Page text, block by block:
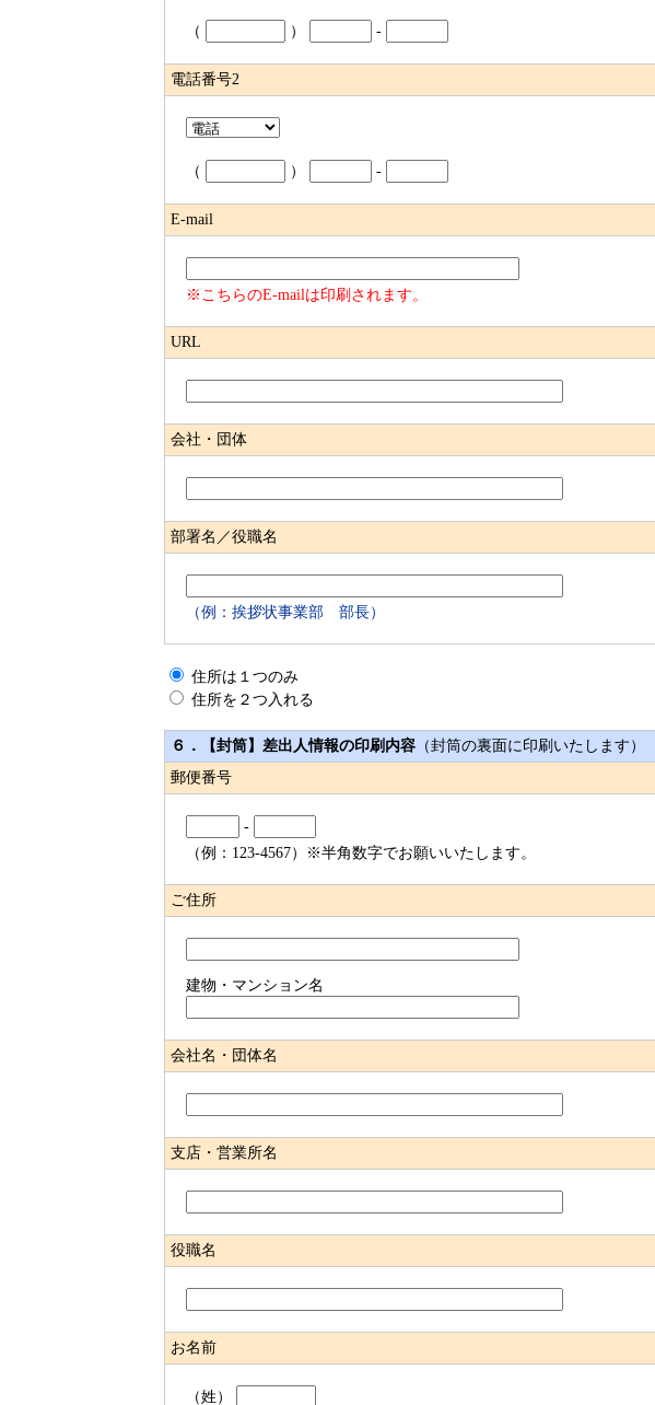
（ ） -
電話番号2
（ ） -
E-mail
※こちらのE-mailは印刷されます。
URL
会社・団体
部署名／役職名
（例：挨拶状事業部 部長）
住所は１つのみ
住所を２つ入れる
６．【封筒】差出人情報の印刷内容 （封筒の裏面に印刷いたします）
郵便番号
-
（例：123-4567）※半角数字でお願いいたします。
ご住所
建物・マンション名
会社名・団体名
支店・営業所名
役職名
お名前
（姓）